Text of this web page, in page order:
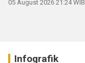
05 August 2026 21:24 WIB
Infografik